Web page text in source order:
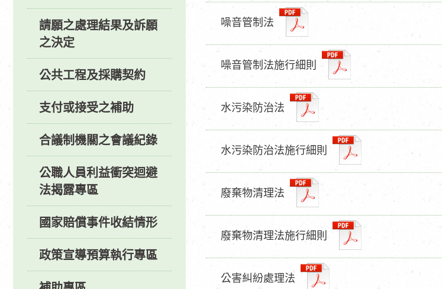
請願之處理結果及訴願
之決定
公共工程及採購契約
支付或接受之補助
合議制機關之會議紀錄
公職人員利益衝突迴避
法揭露專區
國家賠償事件收結情形
政策宣導預算執行專區
噪音管制法
噪音管制法施行細則
水污染防治法
水污染防治法施行細則
廢棄物清理法
廢棄物清理法施行細則
公害糾紛處理法